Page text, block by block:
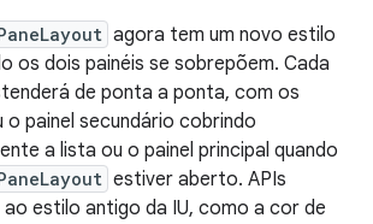
agora tem um novo estilo
os dois painéis se sobrepõem. Cada
de ponta a ponta, com os
o painel secundário cobrindo
a lista ou o painel principal quando
estiver aberto. APIs
estilo antigo da IU, como a cor de